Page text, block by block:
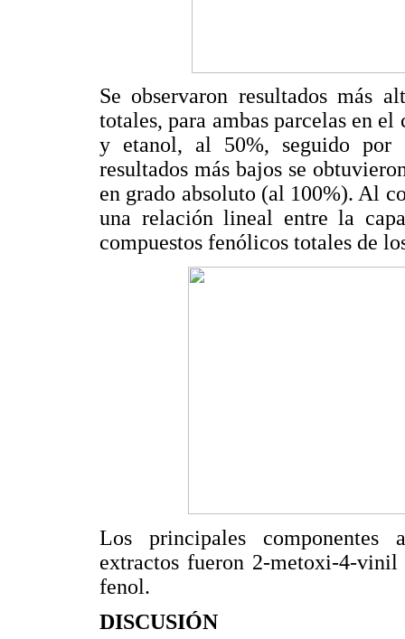
Se observaron resultados más
totales, para ambas parcelas en
y etanol, al 50%, seguido
resultados más bajos se
en grado absoluto (al 100%). Al
una relación lineal entre la
compuestos fenólicos totales de
Los principales componentes
extractos fueron 2-metoxi-4-
fenol.
DISCUSIÓN